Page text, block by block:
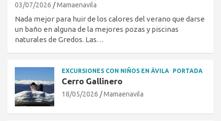
03/07/2026 Mamaenavila
Nada mejor para huir de los calores del verano que darse
un baño en alguna de la mejores pozas y piscinas
naturales de Gredos. Las…
EXCURSIONES CON NIÑOS EN ÁVILA PORTADA
Cerro Gallinero
18/05/2026 Mamaenavila